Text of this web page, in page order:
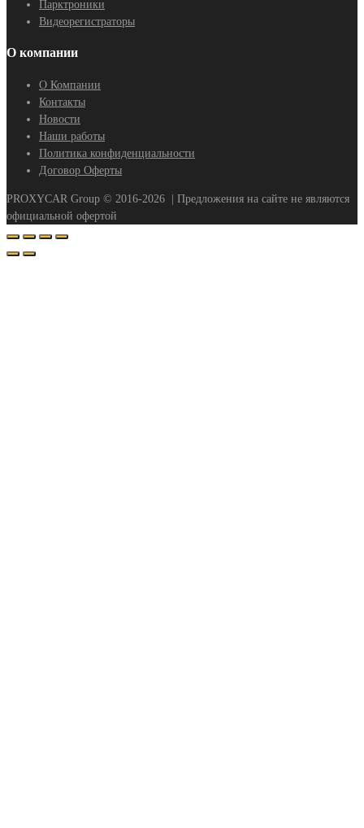
Парктроники
Видеорегистраторы
О компании
О Компании
Контакты
Новости
Наши работы
Политика конфиденциальности
Договор Оферты
PROXYCAR Group © 2016-2026
| Предложения на сайте не являются
официальной офертой